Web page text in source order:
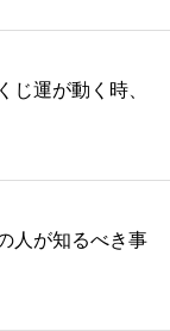
じ運が動く時、
人が知るべき事